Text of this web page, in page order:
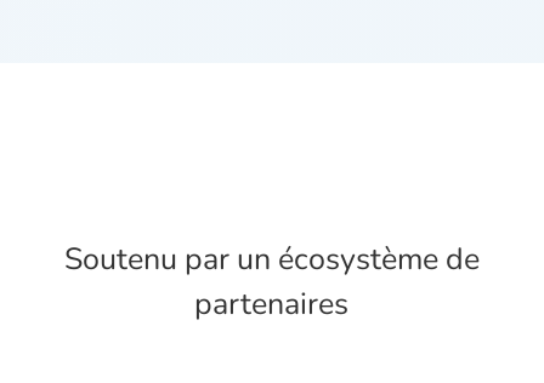
Soutenu par un écosystème de
partenaires